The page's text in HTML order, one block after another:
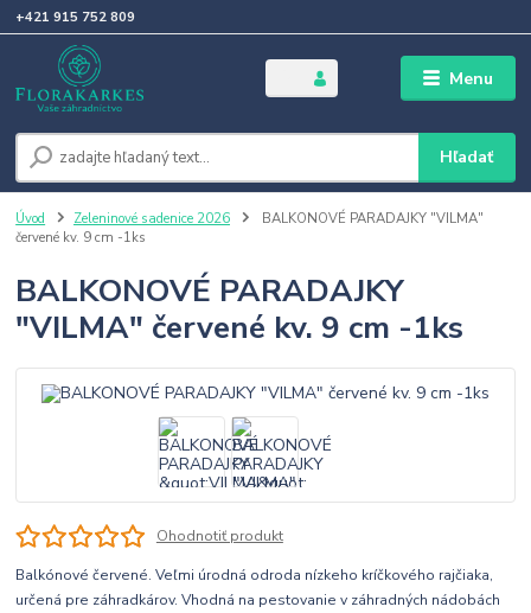
Menu
Hľadať
+421 915 752 809
Úvod Zeleninové sadenice 2026
BALKONOVÉ PARADAJKY "VILMA"
červené kv. 9 cm -1ks
BALKONOVÉ PARADAJKY
"VILMA" červené kv. 9 cm -1ks
Ohodnotiť produkt
Balkónové červené. Veľmi úrodná odroda nízkeho kríčkového rajčiaka,
určená pre záhradkárov. Vhodná na pestovanie v záhradných nádobách